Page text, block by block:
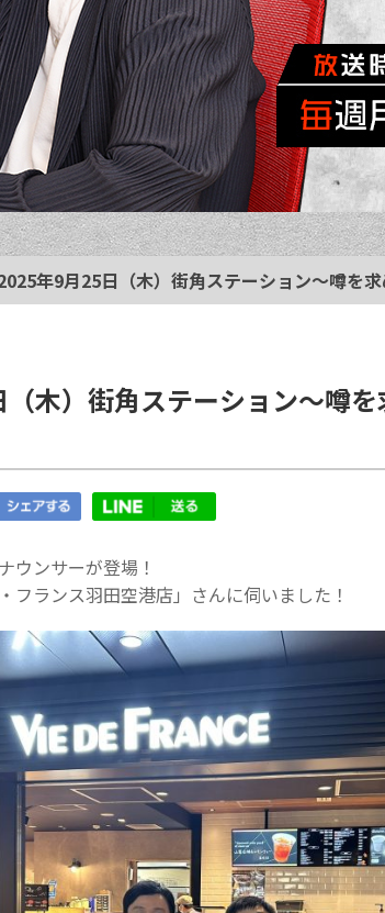
年9月25日（木）街角ステーション～噂を
木）街角ステーション～噂
ウンサーが登場！
フランス羽田空港店」さんに伺いました！